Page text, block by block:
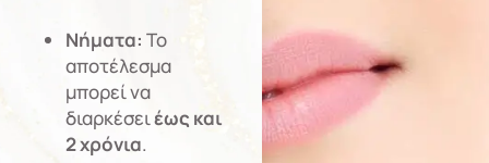
Νήματα: Το
αποτέλεσμα
μπορεί να
διαρκέσειέως και
2 χρόνια.